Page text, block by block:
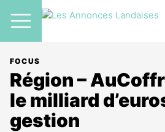
FOCUS
Région –
le milliard
gestion